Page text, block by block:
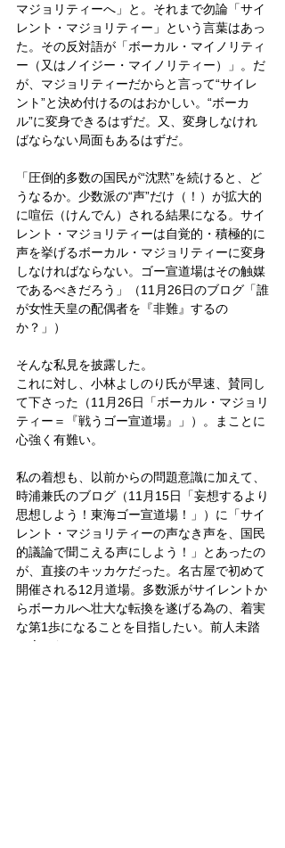
マジョリティーへ」と。それまで勿論「サイ
レント・マジョリティー」という言葉はあっ
た。その反対語が「ボーカル・マイノリティ
ー（又はノイジー・マイノリティー）」。だ
が、マジョリティーだからと言って“サイレ
ント”と決め付けるのはおかしい。“ボーカ
ル”に変身できるはずだ。又、変身しなけれ
ばならない局面もあるはずだ。
「圧倒的多数の国民が“沈黙”を続けると、ど
うなるか。少数派の“声”だけ（！）が拡大的
に喧伝（けんでん）される結果になる。サイ
レント・マジョリティーは自覚的・積極的に
声を挙げるボーカル・マジョリティーに変身
しなければならない。ゴー宣道場はその触媒
であるべきだろう」（11月26日のブログ「誰
が女性天皇の配偶者を『非難』するの
か？」）
そんな私見を披露した。
これに対し、小林よしのり氏が早速、賛同し
て下さった（11月26日「ボーカル・マジョリ
ティー＝『戦うゴー宣道場』」）。まことに
心強く有難い。
私の着想も、以前からの問題意識に加えて、
時浦兼氏のブログ（11月15日「妄想するより
思想しよう！東海ゴー宣道場！」）に「サイ
レント・マジョリティーの声なき声を、国民
的議論で聞こえる声にしよう！」とあったの
が、直接のキッカケだった。名古屋で初めて
開催される12月道場。多数派がサイレントか
らボーカルへ壮大な転換を遂げる為の、着実
な第1歩になることを目指したい。前人未踏
の企てだ。